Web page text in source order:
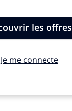
sous la
y installer
mais les
rappellent
avant la validation